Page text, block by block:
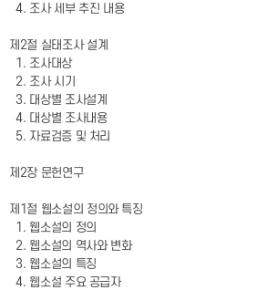
4. 조사 세부 추진 내용
제2절 실태조사 설계
1. 조사대상
2. 조사 시기
3. 대상별 조사설계
4. 대상별 조사내용
5. 자료검증 및 처리
제2장 문헌연구
제1절 웹소설의 정의와 특징
1. 웹소설의 정의
2. 웹소설의 역사와 변화
3. 웹소설의 특징
4. 웹소설 주요 공급자